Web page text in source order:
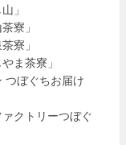
」
寮」
寮」
ま茶寮」
つぼぐちお届け
クトリーつぼぐ